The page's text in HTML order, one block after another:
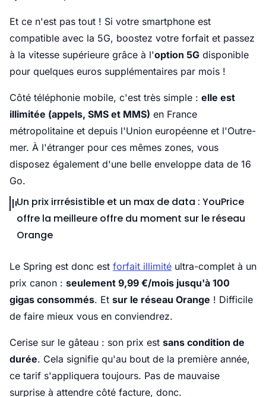
Et ce n'est pas tout ! Si votre smartphone est
compatible avec la 5G, boostez votre forfait et passez
à la vitesse supérieure grâce à l'option 5G disponible
pour quelques euros supplémentaires par mois !
Côté téléphonie mobile, c'est très simple : elle est
illimitée (appels, SMS et MMS) en France
métropolitaine et depuis l'Union européenne et l'Outre-
mer. À l'étranger pour ces mêmes zones, vous
disposez également d'une belle enveloppe data de 16
Go.
Un prix irrrésistible et un max de data : YouPrice
offre la meilleure offre du moment sur le réseau
Orange
Le Spring est donc est forfait illimité ultra-complet à un
prix canon : seulement 9,99 €/mois jusqu'à 100
gigas consommés. Et sur le réseau Orange ! Difficile
de faire mieux vous en conviendrez.
Cerise sur le gâteau : son prix est sans condition de
durée. Cela signifie qu'au bout de la première année,
ce tarif s'appliquera toujours. Pas de mauvaise
surprise à attendre côté facture, donc.